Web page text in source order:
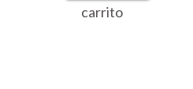
carrito